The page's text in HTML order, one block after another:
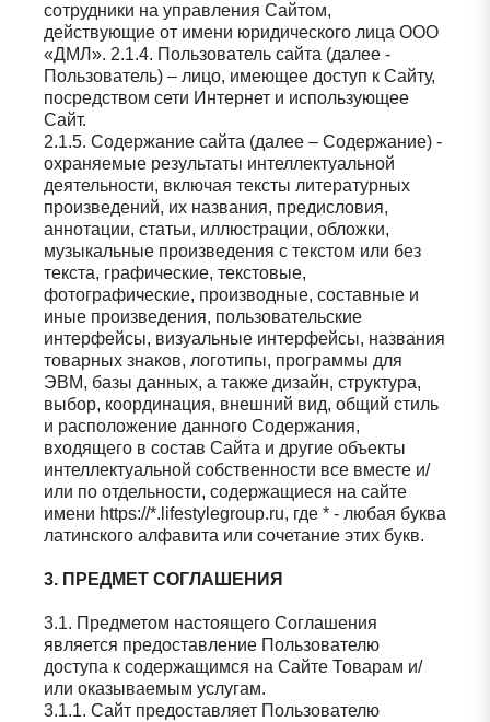
сотрудники на управления Сайтом,
действующие от имени юридического лица ООО
«ДМЛ». 2.1.4. Пользователь сайта (далее -
Пользователь) – лицо, имеющее доступ к Сайту,
посредством сети Интернет и использующее
Сайт.
2.1.5. Содержание сайта (далее – Содержание) -
охраняемые результаты интеллектуальной
деятельности, включая тексты литературных
произведений, их названия, предисловия,
аннотации, статьи, иллюстрации, обложки,
музыкальные произведения с текстом или без
текста, графические, текстовые,
фотографические, производные, составные и
иные произведения, пользовательские
интерфейсы, визуальные интерфейсы, названия
товарных знаков, логотипы, программы для
ЭВМ, базы данных, а также дизайн, структура,
выбор, координация, внешний вид, общий стиль
и расположение данного Содержания,
входящего в состав Сайта и другие объекты
интеллектуальной собственности все вместе и/
или по отдельности, содержащиеся на сайте
имени https://*.lifestylegroup.ru, где * - любая буква
латинского алфавита или сочетание этих букв.
3. ПРЕДМЕТ СОГЛАШЕНИЯ
3.1. Предметом настоящего Соглашения
является предоставление Пользователю
доступа к содержащимся на Сайте Товарам и/
или оказываемым услугам.
3.1.1. Сайт предоставляет Пользователю